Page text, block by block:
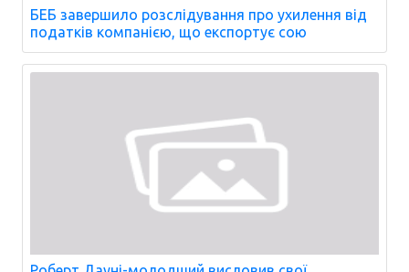
БЕБ завершило розслідування про ухилення від
податків компанією, що експортує сою